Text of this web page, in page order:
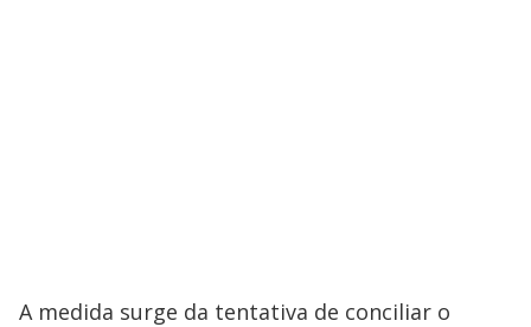
A medida surge da tentativa de conciliar o